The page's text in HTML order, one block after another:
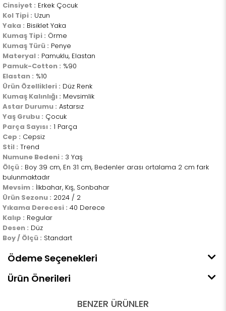
Cinsiyet : Erkek Çocuk
Kol Tipi : Uzun
Yaka : Bisiklet Yaka
Kumaş Tipi : Örme
Kumaş Türü : Penye
Materyal : Pamuklu, Elastan
Pamuk-Cotton : %90
Elastan : %10
Ürün Özellikleri : Düz Renk
Kumaş Kalınlığı : Mevsimlik
Astar Durumu : Astarsız
Yaş Grubu : Çocuk
Parça Sayısı : 1 Parça
Cep : Cepsiz
Stil : Trend
Numune Bedeni : 3 Yaş
Ölçü : Boy 39 cm, En 31 cm, Bedenler arası ortalama 2 cm fark
bulunmaktadır
Mevsim : İlkbahar, Kış, Sonbahar
Ürün Sezonu : 2024 / 2
Yıkama Derecesi : 40 Derece
Kalıp : Regular
Desen : Düz
Boy / Ölçü : Standart
Ödeme Seçenekleri
Ürün Önerileri
BENZER ÜRÜNLER